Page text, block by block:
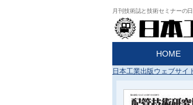
月刊技術誌と技術セミナーの
HOME
日本工業出版ウェブサイ